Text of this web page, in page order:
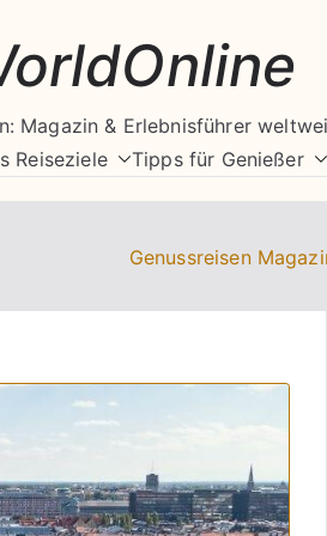
Magazin & Erlebnisführer
Reiseziele Tipps für Genießer
Genussreisen